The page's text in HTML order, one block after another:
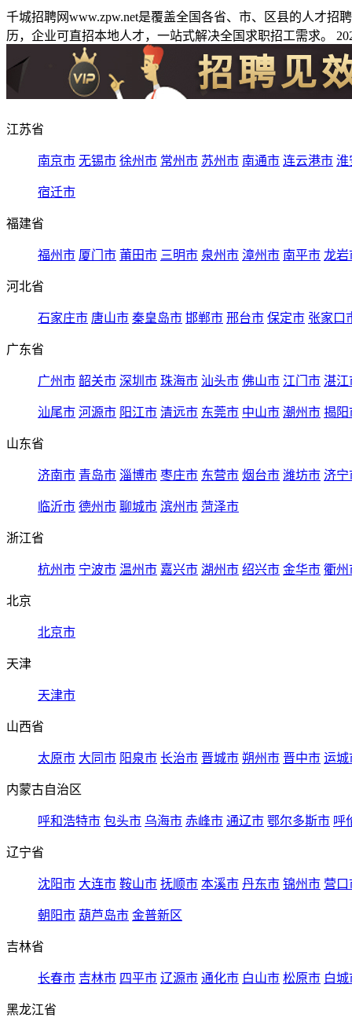
千城招聘网www.zpw.net是覆盖全国各省、市、区县的人才
历，企业可直招本地人才，一站式解决全国求职招工需求。
江苏省
南京市 无锡市 徐州市 常州市 苏州市 南通市 连云港市 淮
宿迁市
福建省
福州市 厦门市 莆田市 三明市 泉州市 漳州市 南平市 龙岩
河北省
石家庄市 唐山市 秦皇岛市 邯郸市 邢台市 保定市 张家口
广东省
广州市 韶关市 深圳市 珠海市 汕头市 佛山市 江门市 湛江
汕尾市 河源市 阳江市 清远市 东莞市 中山市 潮州市 揭阳
山东省
济南市 青岛市 淄博市 枣庄市 东营市 烟台市 潍坊市 济宁
临沂市 德州市 聊城市 滨州市 菏泽市
浙江省
杭州市 宁波市 温州市 嘉兴市 湖州市 绍兴市 金华市 衢州
北京
北京市
天津
天津市
山西省
太原市 大同市 阳泉市 长治市 晋城市 朔州市 晋中市 运城
内蒙古自治区
呼和浩特市 包头市 乌海市 赤峰市 通辽市 鄂尔多斯市 呼
辽宁省
沈阳市 大连市 鞍山市 抚顺市 本溪市 丹东市 锦州市 营口
朝阳市 葫芦岛市 金普新区
吉林省
长春市 吉林市 四平市 辽源市 通化市 白山市 松原市 白城
黑龙江省